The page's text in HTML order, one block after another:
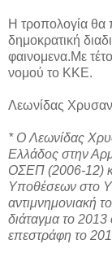
Η τροπολογία θα
δημοκρατική
φαινομενα.Με
νομού το ΚΚΕ.
Λεωνίδας
* Ο Λεωνίδας
Ελλάδος στην
ΟΣΕΠ (2006-12)
Υποθέσεων στο
αντιμνημονιακή
διάταγμα το 2013
επεστράφη το